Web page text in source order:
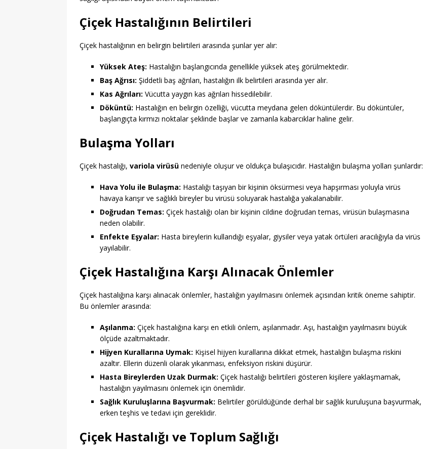
Çiçek Hastalığının Belirtileri
Çiçek hastalığının en belirgin belirtileri arasında şunlar yer alır:
Yüksek Ateş: Hastalığın başlangıcında genellikle yüksek ateş görülmektedir.
Baş Ağrısı: Şiddetli baş ağrıları, hastalığın ilk belirtileri arasında yer alır.
Kas Ağrıları: Vücutta yaygın kas ağrıları hissedilebilir.
Döküntü: Hastalığın en belirgin özelliği, vücutta meydana gelen döküntülerdir. Bu döküntüler,
başlangıçta kırmızı noktalar şeklinde başlar ve zamanla kabarcıklar haline gelir.
Bulaşma Yolları
Çiçek hastalığı, variola virüsü nedeniyle oluşur ve oldukça bulaşıcıdır. Hastalığın bulaşma yolları şunlardır:
Hava Yolu ile Bulaşma: Hastalığı taşıyan bir kişinin öksürmesi veya hapşırması yoluyla virüs
havaya karışır ve sağlıklı bireyler bu virüsü soluyarak hastalığa yakalanabilir.
Doğrudan Temas: Çiçek hastalığı olan bir kişinin cildine doğrudan temas, virüsün bulaşmasına
neden olabilir.
Enfekte Eşyalar: Hasta bireylerin kullandığı eşyalar, giysiler veya yatak örtüleri aracılığıyla da virüs
yayılabilir.
Çiçek Hastalığına Karşı Alınacak Önlemler
Çiçek hastalığına karşı alınacak önlemler, hastalığın yayılmasını önlemek açısından kritik öneme sahiptir.
Bu önlemler arasında:
Aşılanma: Çiçek hastalığına karşı en etkili önlem, aşılanmadır. Aşı, hastalığın yayılmasını büyük
ölçüde azaltmaktadır.
Hijyen Kurallarına Uymak: Kişisel hijyen kurallarına dikkat etmek, hastalığın bulaşma riskini
azaltır. Ellerin düzenli olarak yıkanması, enfeksiyon riskini düşürür.
Hasta Bireylerden Uzak Durmak: Çiçek hastalığı belirtileri gösteren kişilere yaklaşmamak,
hastalığın yayılmasını önlemek için önemlidir.
Sağlık Kuruluşlarına Başvurmak: Belirtiler görüldüğünde derhal bir sağlık kuruluşuna başvurmak,
erken teşhis ve tedavi için gereklidir.
Çiçek Hastalığı ve Toplum Sağlığı